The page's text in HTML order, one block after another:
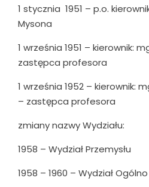
1 stycznia 1951 – p.o.
Mysona
1 września 1951 – kierownik:
zastępca profesora
1 września 1952 – kierownik:
– zastępca profesora
zmiany nazwy Wydziału:
1958 – Wydział Przemysłu
1958 – 1960 – Wydział